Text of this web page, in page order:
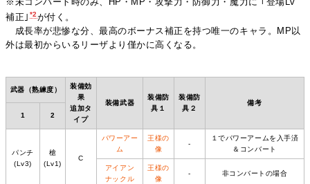
補正｣ *2が付く。
成長率が悲惨な分、最高のボーナス補正を持つ唯一のキャラ。MP以
外は最初からいるリーザより僅かに高くなる。
武器（熟練度）
装備効
果
追加タ
イプ
装備武器
装備防
具１
装備防
具２
備考
1
2
パンチ
(Lv3)
槍
(Lv1)
C
パワーアー
ム
王様の
像
‐
１でパワーアームを入手済
＆コンバート
アイアン
ナックル
王様の
像
‐ 非コンバートの場合